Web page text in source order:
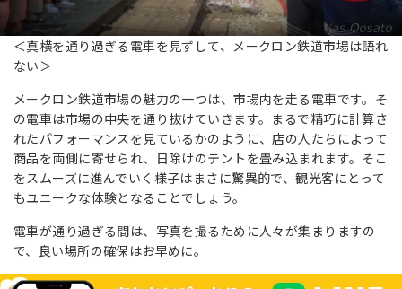
＜真横を通り過ぎる電車を見ずして、メークロン鉄道市場は語れ
ない＞
メークロン鉄道市場の魅力の一つは、市場内を走る電車です。そ
の電車は市場の中央を通り抜けていきます。まるで精巧に計算さ
れたパフォーマンスを見ているかのように、店の人たちによって
商品を両側に寄せられ、日除けのテントを畳み込まれます。そこ
をスムーズに進んでいく様子はまさに驚異的で、観光客にとって
もユニークな体験となることでしょう。
電車が通り過ぎる間は、写真を撮るために人々が集まりますの
で、良い場所の確保はお早めに。